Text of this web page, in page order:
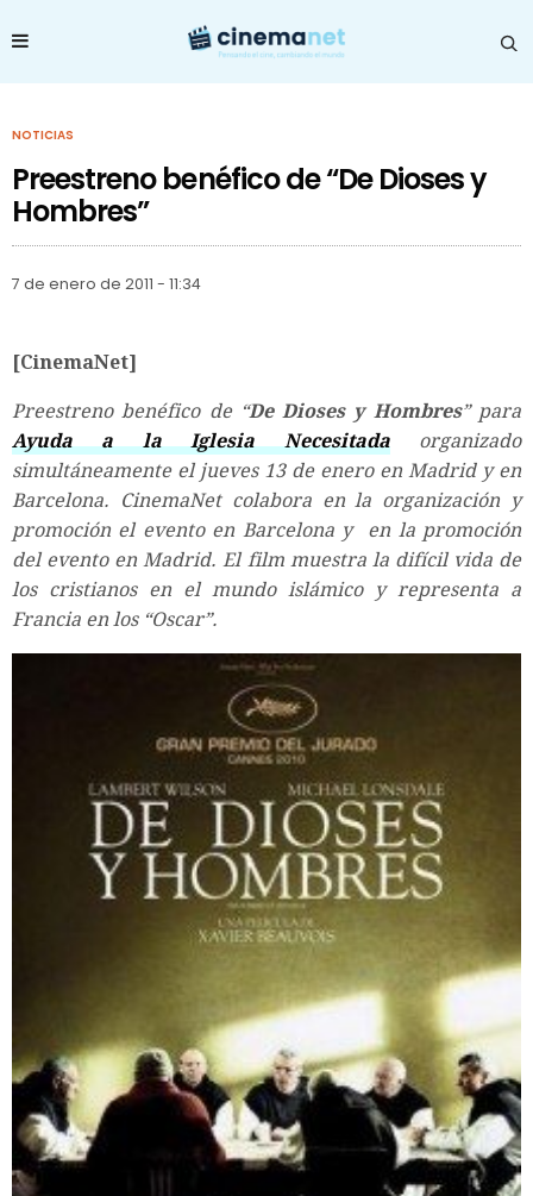
NOTICIAS
Preestreno benéfico de “De Dioses y
Hombres”
7 de enero de 2011 - 11:34
[CinemaNet]
Preestreno benéfico de “De Dioses y Hombres” para
Ayuda a la Iglesia Necesitadaorganizado
simultáneamente el jueves 13 de enero en Madrid y en
Barcelona. CinemaNet colabora en la organización y
promoción el evento en Barcelona y en la promoción
del evento en Madrid. El film muestra la difícil vida de
los cristianos en el mundo islámico y representa a
Francia en los “Oscar”.